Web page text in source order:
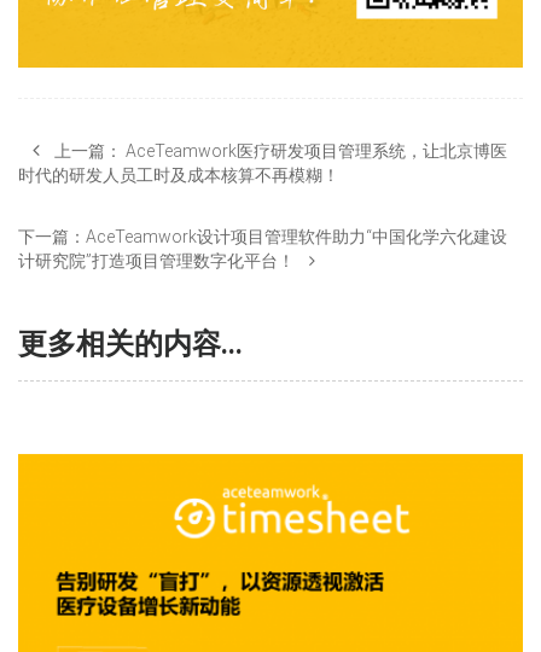
上一篇： AceTeamwork医疗研发项目管理系统，让北京博医
时代的研发人员工时及成本核算不再模糊！
下一篇： AceTeamwork设计项目管理软件助力“中国化学六化建设
计研究院”打造项目管理数字化平台！
更多相关的内容...